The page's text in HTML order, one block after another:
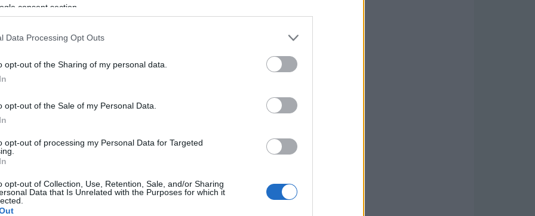
consent section.
Data Processing Opt Outs
opt-out of the Sharing of my personal data.
opt-out of the Sale of my Personal Data.
opt-out of processing my Personal Data for Targeted
opt-out of Collection, Use, Retention, Sale, and/or Sharing
Data that Is Unrelated with the Purposes for which it